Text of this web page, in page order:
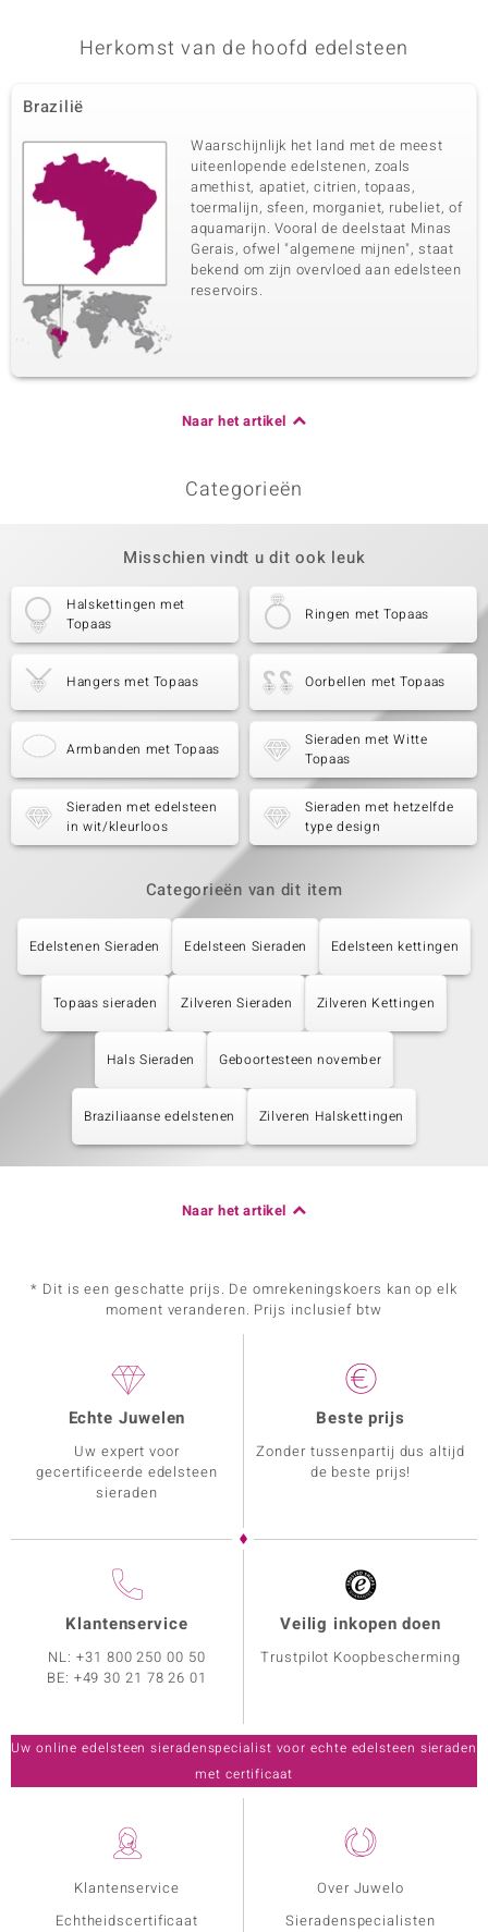
Herkomst van de hoofd edelsteen
Brazilië
Waarschijnlijk het land met de meest
uiteenlopende edelstenen, zoals
amethist, apatiet, citrien, topaas,
toermalijn, sfeen, morganiet, rubeliet, of
aquamarijn. Vooral de deelstaat Minas
Gerais, ofwel "algemene mijnen", staat
bekend om zijn overvloed aan edelsteen
reservoirs.
Naar het artikel
Categorieën
Misschien vindt u dit ook leuk
Halskettingen met
Topaas
Ringen met Topaas
Hangers met Topaas Oorbellen met Topaas
Armbanden met Topaas
Sieraden met Witte
Topaas
Sieraden met edelsteen
in wit/kleurloos
Sieraden met hetzelfde
type design
Categorieën van dit item
Edelstenen Sieraden Edelsteen Sieraden Edelsteen kettingen
Topaas sieraden Zilveren Sieraden Zilveren Kettingen
Hals Sieraden Geboortesteen november
Braziliaanse edelstenen Zilveren Halskettingen
Naar het artikel
* Dit is een geschatte prijs. De omrekeningskoers kan op elk
moment veranderen. Prijs inclusief btw
Klantenservice
Echtheidscertificaat
Over Juwelo
Sieradenspecialisten
Echte Juwelen
Uw expert voor
gecertificeerde edelsteen
sieraden
Beste prijs
Zonder tussenpartij dus altijd
de beste prijs!
Klantenservice
NL:+31 800 250 00 50
BE: +49 30 21 78 26 01
Veilig inkopen doen
Trustpilot Koopbescherming
Uw online edelsteen sieradenspecialist voor echte edelsteen sieraden
met certificaat